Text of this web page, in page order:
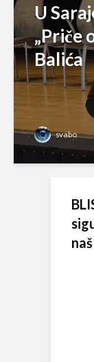
U
„Priče
Balića
svabo